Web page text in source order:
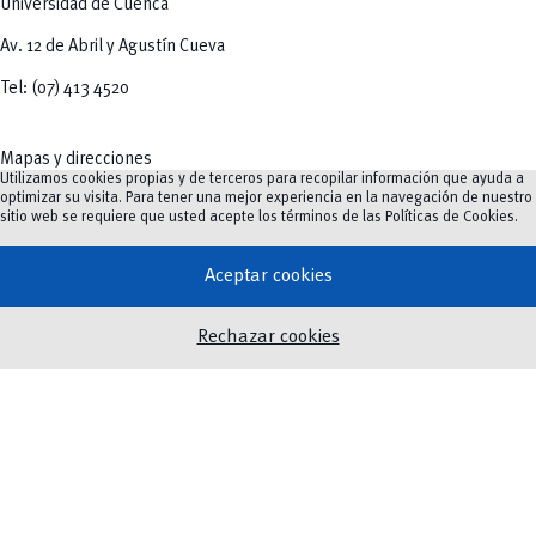
Universidad de Cuenca
Av. 12 de Abril y Agustín Cueva
Tel: (07) 413 4520
Mapas y direcciones
Utilizamos cookies propias y de terceros para recopilar información que ayuda a
optimizar su visita. Para tener una mejor experiencia en la navegación de nuestro
sitio web se requiere que usted acepte los términos de las Políticas de Cookies.
Aceptar cookies
Rechazar cookies